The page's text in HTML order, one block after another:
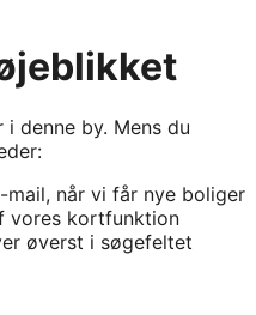
denne by. Mens du
når vi får nye boliger
vores kortfunktion
øverst i søgefeltet